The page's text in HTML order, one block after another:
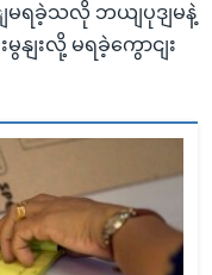
ရခဲ့သလို ဘယျပုဒျမနဲ့
ျးလို့ မရခဲ့ကွောငျး